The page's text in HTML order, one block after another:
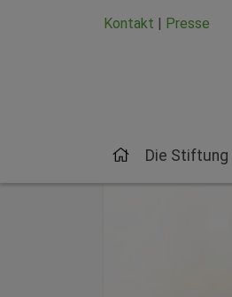
Kontakt | Presse
Die Stiftung